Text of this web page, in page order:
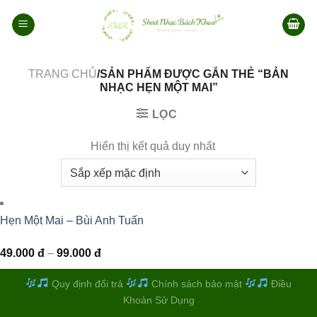
qua
TRANG CHỦ/SẢN PHẨM ĐƯỢC GẮN THẺ “BẢN
NHẠC HẸN MỘT MAI”
LỌC
Hiển thị kết quả duy nhất
Hẹn Một Mai – Bùi Anh Tuấn
49.000 đ – 99.000 đKhoảng
từ
49.000 đ
99.000 đ
Quy định đổi trả Chính sách bảo mật
Điều
Khoản Sử Dụng